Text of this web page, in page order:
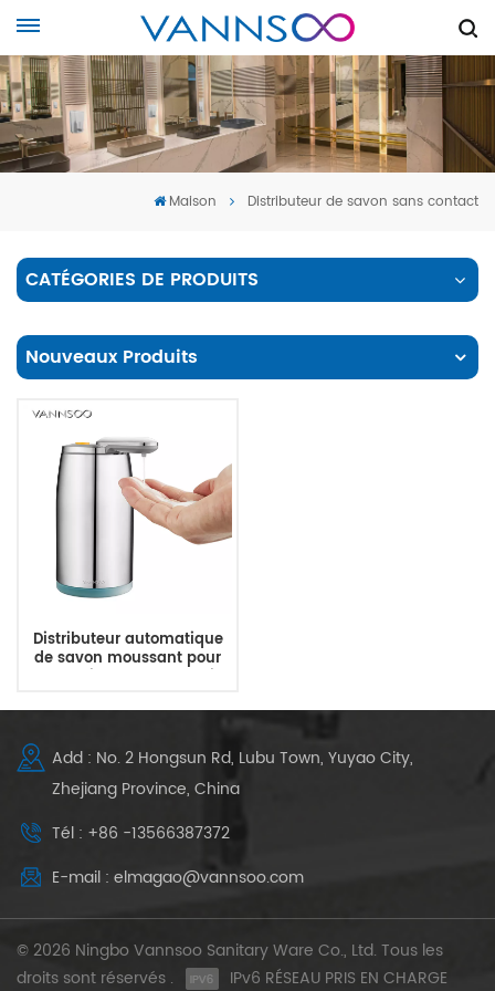
Maison Distributeur de savon sans contact
CATÉGORIES DE PRODUITS
Nouveaux Produits
Distributeur automatique
de savon moussant pour
comptoir de salle de bain
Add : No. 2 Hongsun Rd, Lubu Town, Yuyao City,
Zhejiang Province, China
Tél : +86 -13566387372
E-mail : elmagao@vannsoo.com
© 2026 Ningbo Vannsoo Sanitary Ware Co., Ltd. Tous les
droits sont réservés .
IPv6 RÉSEAU PRIS EN CHARGE